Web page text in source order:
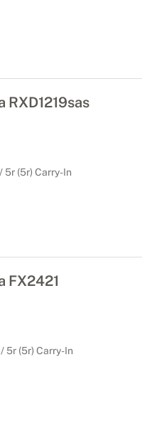
5r (5r) Carry-In
FX2421
5r (5r) Carry-In